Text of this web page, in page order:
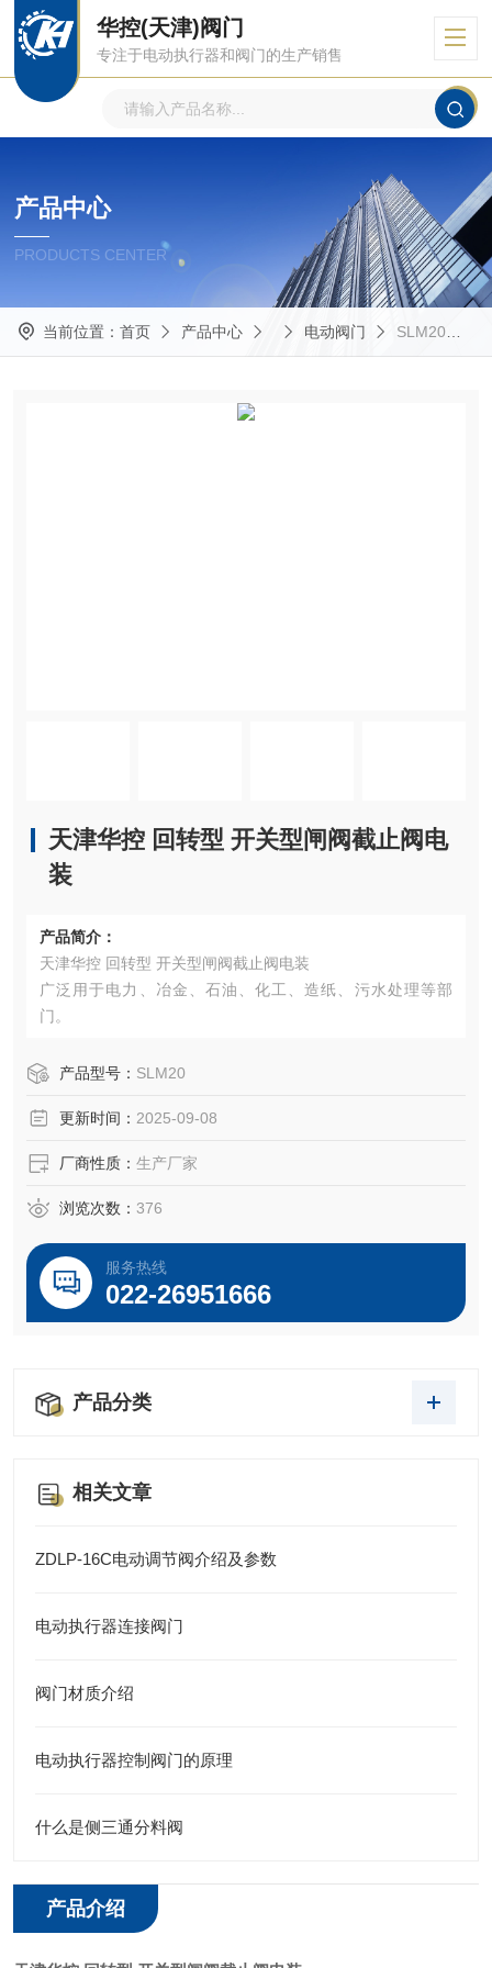
华控(天津)阀门
专注于电动执行器和阀门的生产销售
产品中心
PRODUCTS CENTER
当前位置： 首页 产品中心 电动阀门 SLM20天津华控 回转型 开关型闸阀截止阀电装
天津华控 回转型 开关型闸阀截止阀电
装
产品简介：
天津华控 回转型 开关型闸阀截止阀电装
广泛用于电力、冶金、石油、化工、造纸、污水处理等部
门。
产品型号： SLM20
更新时间： 2025-09-08
厂商性质： 生产厂家
浏览次数： 376
服务热线
022-26951666
产品分类
相关文章
ZDLP-16C电动调节阀介绍及参数
电动执行器连接阀门
阀门材质介绍
电动执行器控制阀门的原理
什么是侧三通分料阀
产品介绍